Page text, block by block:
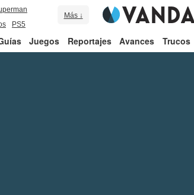
PS5
Más ↓
Juegos Reportajes Avances Trucos